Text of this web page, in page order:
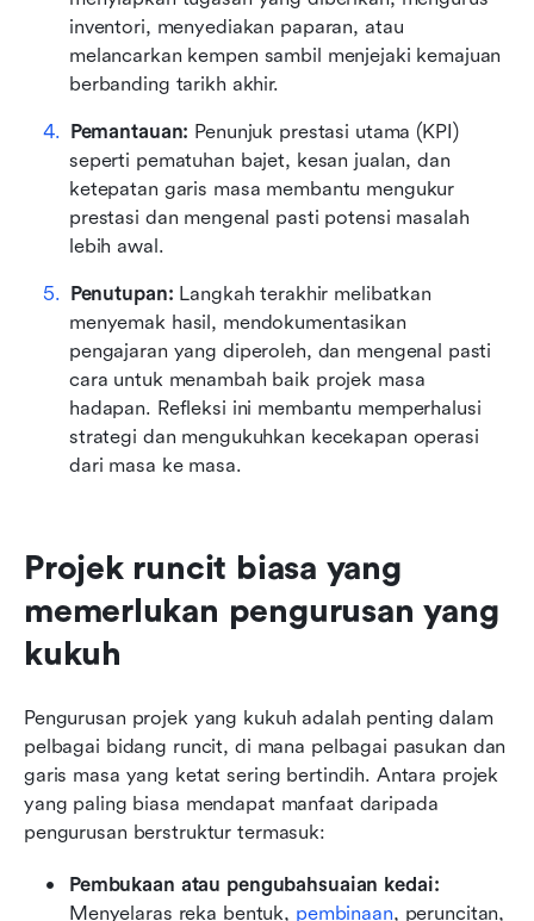
inventori, menyediakan paparan, atau
melancarkan kempen sambil menjejaki kemajuan
berbanding tarikh akhir.
Pemantauan: Penunjuk prestasi utama (KPI)
seperti pematuhan bajet, kesan jualan, dan
ketepatan garis masa membantu mengukur
prestasi dan mengenal pasti potensi masalah
lebih awal.
Penutupan: Langkah terakhir melibatkan
menyemak hasil, mendokumentasikan
pengajaran yang diperoleh, dan mengenal pasti
cara untuk menambah baik projek masa
hadapan. Refleksi ini membantu memperhalusi
strategi dan mengukuhkan kecekapan operasi
dari masa ke masa.
Projek runcit biasa yang
memerlukan pengurusan yang
kukuh
Pengurusan projek yang kukuh adalah penting dalam
pelbagai bidang runcit, di mana pelbagai pasukan dan
garis masa yang ketat sering bertindih. Antara projek
yang paling biasa mendapat manfaat daripada
pengurusan berstruktur termasuk:
Pembukaan atau pengubahsuaian kedai:
Menyelaras reka bentuk, pembinaan, peruncitan,